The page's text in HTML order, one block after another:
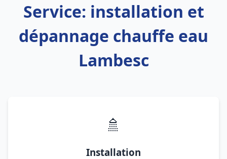
Service: installation et
dépannage chauffe eau
Lambesc
🚿
Installation